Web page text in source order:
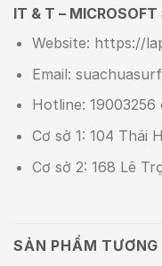
IT & T – MICROSOFT
Website: https://
Email:
Hotline: 19003256
Cơ sở 1: 104 Thái
Cơ sở 2: 168 Lê
SẢN PHẨM